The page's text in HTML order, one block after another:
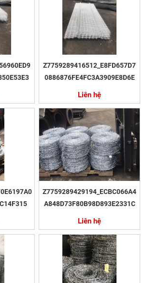
Z7759289416512_E8FD657D7
0886876FE4FC3A3909E8D6E
Liên hệ
Z7759289429194_ECBC066A4
A848D73F80B98D893E2331C
Liên hệ